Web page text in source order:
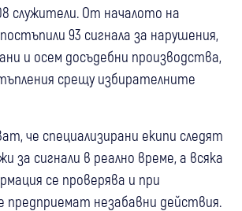
служители. От началото на
93 сигнала за нарушения,
и осем досъдебни производства,
срещу избирателните
че специализирани екипи следят
за сигнали в реално време, а всяка
се проверява и при
предприемат незабавни действия.